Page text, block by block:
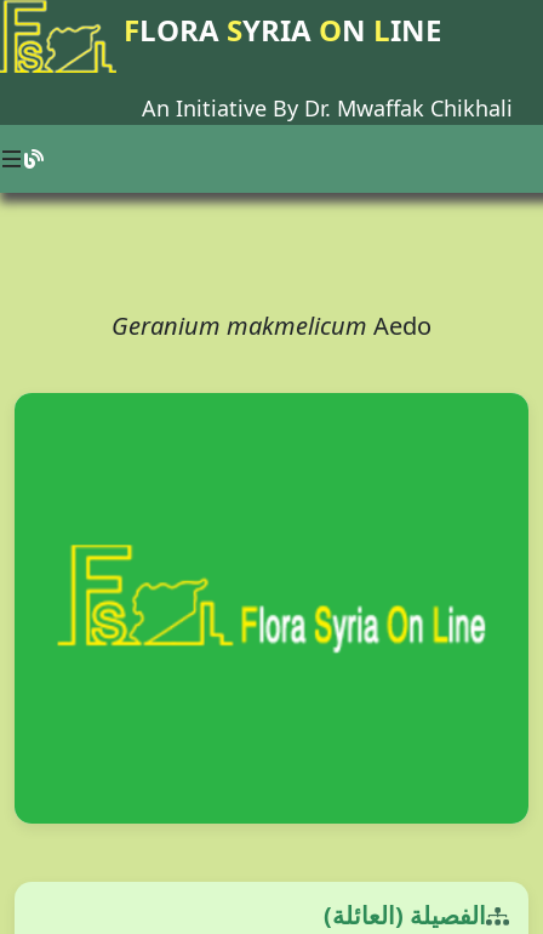
FLORA SYRIA ON LINE
An Initiative By Dr. Mwaffak Chikhali
Geranium makmelicum Aedo
الفصيلة (العائلة)